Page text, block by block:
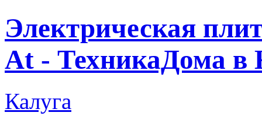
Электрическая
At - ТехникаДома в
Калуга